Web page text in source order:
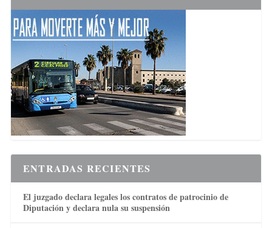
ENTRADAS RECIENTES
El juzgado declara legales los contratos de patrocinio de
Diputación y declara nula su suspensión